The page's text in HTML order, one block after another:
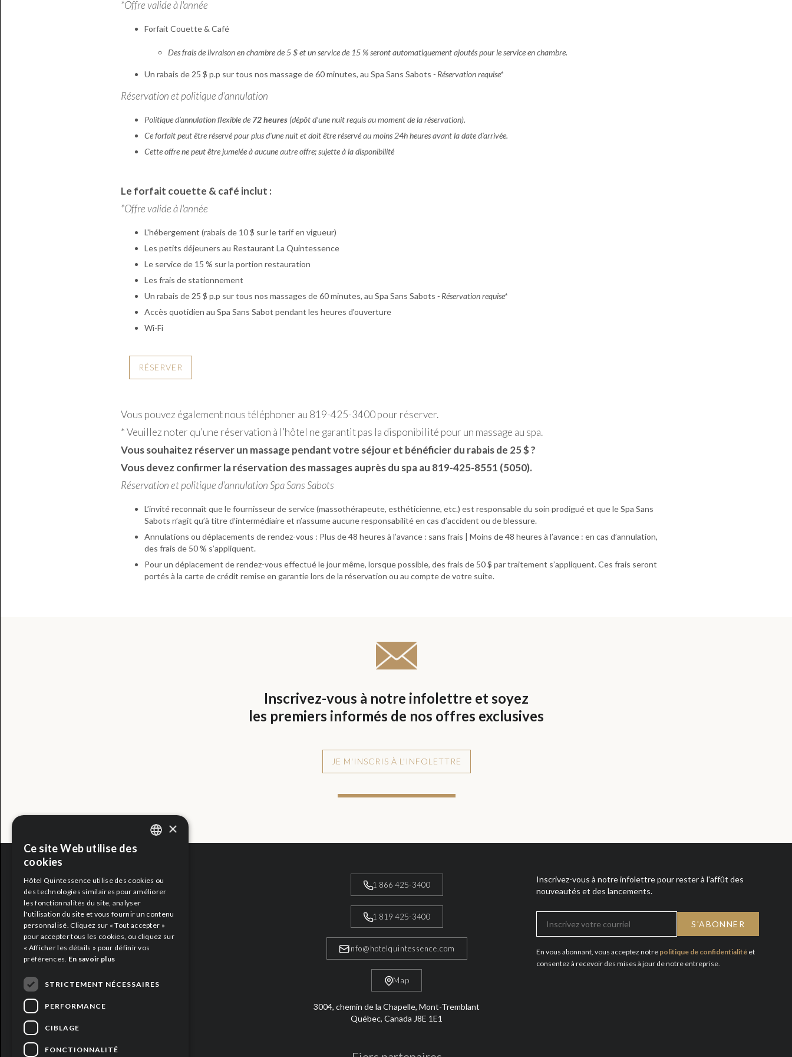
*Offre valide à l'année
Forfait Couette & Café
Des frais de livraison en chambre de 5 $ et un service de 15 % seront automatiquement ajoutés pour le service en chambre.
Un rabais de 25 $ p.p sur tous nos massage de 60 minutes, au Spa Sans Sabots - Réservation requise*
Réservation et politique d’annulation
Politique d’annulation flexible de 72 heures (dépôt d’une nuit requis au moment de la réservation).
Ce forfait peut être réservé pour plus d'une nuit et doit être réservé au moins 24h heures avant la date d'arrivée.
Cette offre ne peut être jumelée à aucune autre offre; sujette à la disponibilité
Le forfait couette & café inclut :
*Offre valide à l'année
L'hébergement (rabais de 10 $ sur le tarif en vigueur)
Les petits déjeuners au Restaurant La Quintessence
Le service de 15 % sur la portion restauration
Les frais de stationnement
Un rabais de 25 $ p.p sur tous nos massages de 60 minutes, au Spa Sans Sabots - Réservation requise*
Accès quotidien au Spa Sans Sabot pendant les heures d'ouverture
Wi-Fi
RÉSERVER
Vous pouvez également nous téléphoner au 819-425-3400 pour réserver.
* Veuillez noter qu’une réservation à l’hôtel ne garantit pas la disponibilité pour un massage au spa.
Vous souhaitez réserver un massage pendant votre séjour et bénéficier du rabais de 25 $ ?
Vous devez confirmer la réservation des massages auprès du spa au 819-425-8551 (5050).
Réservation et politique d’annulation Spa Sans Sabots
L’invité reconnaît que le fournisseur de service (massothérapeute, esthéticienne, etc.) est responsable du soin prodigué et que le Spa Sans
Sabots n’agit qu’à titre d’intermédiaire et n’assume aucune responsabilité en cas d’accident ou de blessure.
Annulations ou déplacements de rendez-vous : Plus de 48 heures à l’avance : sans frais | Moins de 48 heures à l’avance : en cas d’annulation,
des frais de 50 % s’appliquent.
Pour un déplacement de rendez-vous effectué le jour même, lorsque possible, des frais de 50 $ par traitement s’appliquent. Ces frais seront
portés à la carte de crédit remise en garantie lors de la réservation ou au compte de votre suite.
Inscrivez-vous à notre infolettre et soyez
les premiers informés de nos offres exclusives
JE M'INSCRIS À L'INFOLETTRE
MÉDIAS
1 866 425-3400
1 819 425-3400
info@hotelquintessence.com
Map
3004, chemin de la Chapelle, Mont-Tremblant
Québec, Canada J8E 1E1
Inscrivez-vous à notre infolettre pour rester à l'affût des
nouveautés et des lancements.
En vous abonnant, vous acceptez notre politique de confidentialité et
consentez à recevoir des mises à jour de notre entreprise.
×
Ce site Web utilise des
cookies
Hôtel Quintessence utilise des cookies ou
des technologies similaires pour améliorer
les fonctionnalités du site, analyser
l'utilisation du site et vous fournir un contenu
personnalisé. Cliquez sur « Tout accepter »
pour accepter tous les cookies, ou cliquez sur
« Afficher les détails » pour définir vos
préférences. En savoir plus
STRICTEMENT NÉCESSAIRES
PERFORMANCE
CIBLAGE
FONCTIONNALITÉ